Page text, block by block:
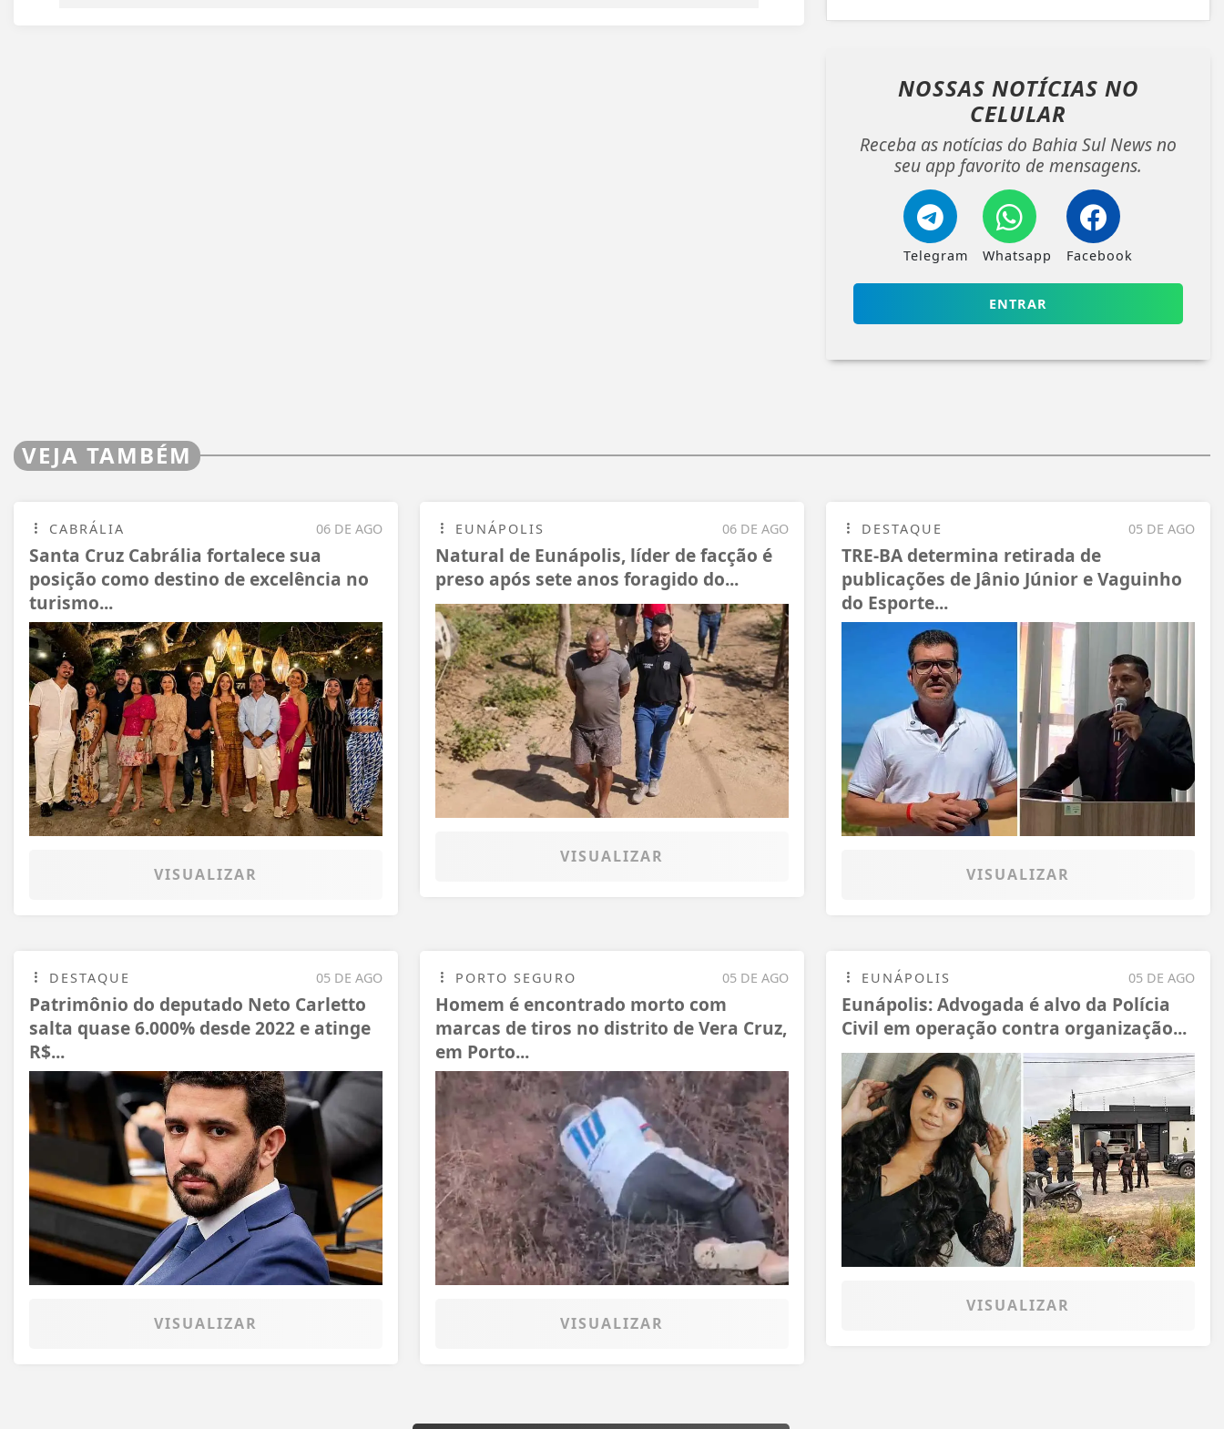
NOSSAS NOTÍCIAS NO
CELULAR
Receba as notícias do Bahia Sul News no
seu app favorito de mensagens.
Telegram Whatsapp Facebook
ENTRAR
VEJA TAMBÉM
06 DE AGO
CABRÁLIA
Santa Cruz Cabrália fortalece sua
posição como destino de excelência no
turismo...
VISUALIZAR
06 DE AGO
EUNÁPOLIS
Natural de Eunápolis, líder de facção é
preso após sete anos foragido do...
VISUALIZAR
05 DE AGO
DESTAQUE
TRE-BA determina retirada de
publicações de Jânio Júnior e Vaguinho
do Esporte...
VISUALIZAR
05 DE AGO
DESTAQUE
Patrimônio do deputado Neto Carletto
salta quase 6.000% desde 2022 e atinge
R$...
VISUALIZAR
05 DE AGO
PORTO SEGURO
Homem é encontrado morto com
marcas de tiros no distrito de Vera Cruz,
em Porto...
VISUALIZAR
05 DE AGO
EUNÁPOLIS
Eunápolis: Advogada é alvo da Polícia
Civil em operação contra organização...
VISUALIZAR